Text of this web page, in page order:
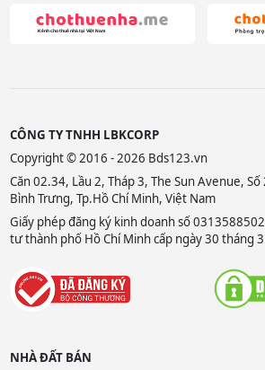
CÔNG TY TNHH LBKCORP
Copyright © 2016 - 2026 Bds123.vn
Căn 02.34, Lầu 2, Tháp 3, The Sun Avenue,
Bình Trưng, Tp.Hồ Chí Minh, Việt Nam
Giấy phép đăng ký kinh doanh số
tư thành phố Hồ Chí Minh cấp ngày 30 tháng
NHÀ ĐẤT BÁN